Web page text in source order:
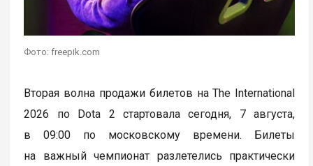
Фото: freepik.com
Вторая волна продажи билетов на The International
2026 по Dota 2 стартовала сегодня, 7 августа,
в 09:00 по московскому времени. Билеты
на важный чемпионат разлетелись практически